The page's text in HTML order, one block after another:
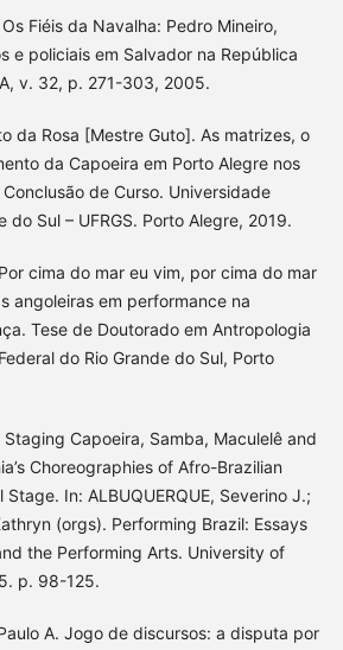
Fiéis da Navalha: Pedro Mineiro,
e policiais em Salvador na República
v. 32, p. 271-303, 2005.
da Rosa [Mestre Guto]. As matrizes, o
da Capoeira em Porto Alegre nos
de Curso. Universidade
do Sul – UFRGS. Porto Alegre, 2019.
cima do mar eu vim, por cima do mar
angoleiras em performance na
Tese de Doutorado em Antropologia
do Rio Grande do Sul, Porto
Staging Capoeira, Samba, Maculelê and
Choreographies of Afro-Brazilian
In: ALBUQUERQUE, Severino J.;
(orgs). Performing Brazil: Essays
the Performing Arts. University of
p. 98-125.
A. Jogo de discursos: a disputa por